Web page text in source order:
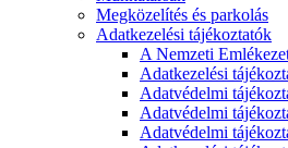
Megközelítés és parkolás
Adatkezelési tájékoztatók
A Nemzeti
Adatkezelési
Adatvédelmi
Adatvédelmi
Adatvédelmi